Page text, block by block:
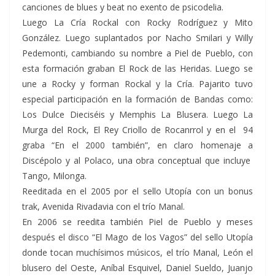
canciones de blues y beat no exento de psicodelia.
Luego La Cría Rockal con Rocky Rodríguez y Mito
González. Luego suplantados por Nacho Smilari y Willy
Pedemonti, cambiando su nombre a Piel de Pueblo, con
esta formación graban El Rock de las Heridas. Luego se
une a Rocky y forman Rockal y la Cría. Pajarito tuvo
especial participación en la formación de Bandas como:
Los Dulce Dieciséis y Memphis La Blusera. Luego La
Murga del Rock, El Rey Criollo de Rocanrrol y en el 94
graba “En el 2000 también”, en claro homenaje a
Discépolo y al Polaco, una obra conceptual que incluye
Tango, Milonga.
Reeditada en el 2005 por el sello Utopía con un bonus
trak, Avenida Rivadavia con el trío Manal.
En 2006 se reedita también Piel de Pueblo y meses
después el disco “El Mago de los Vagos” del sello Utopía
donde tocan muchísimos músicos, el trío Manal, León el
blusero del Oeste, Aníbal Esquivel, Daniel Sueldo, Juanjo